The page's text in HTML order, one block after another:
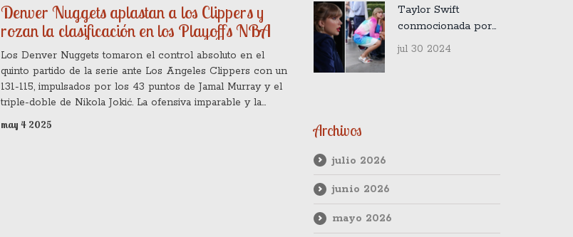
Denver Nuggets aplastan a los Clippers y
rozan la clasificación en los Playoffs NBA
Los Denver Nuggets tomaron el control absoluto en el
quinto partido de la serie ante Los Angeles Clippers con un
131-115, impulsados por los 43 puntos de Jamal Murray y el
triple-doble de Nikola Jokić. La ofensiva imparable y la
fortaleza defensiva acercan a Denver a las semifinales.
may 4 2025
Taylor Swift
conmocionada por
apuñalamiento de
dos niños en
jul 30 2024
Archivos
julio 2026
junio 2026
mayo 2026